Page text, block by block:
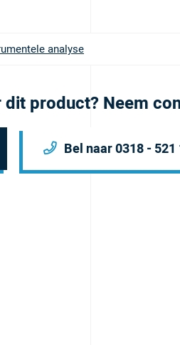
It comes in yellow.
analyse
product? Neem
Bel naar 0318 - 521